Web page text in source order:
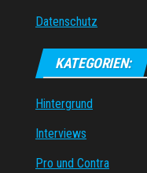
Datenschutz
KATEGORIEN:
Hintergrund
Interviews
Pro und Contra